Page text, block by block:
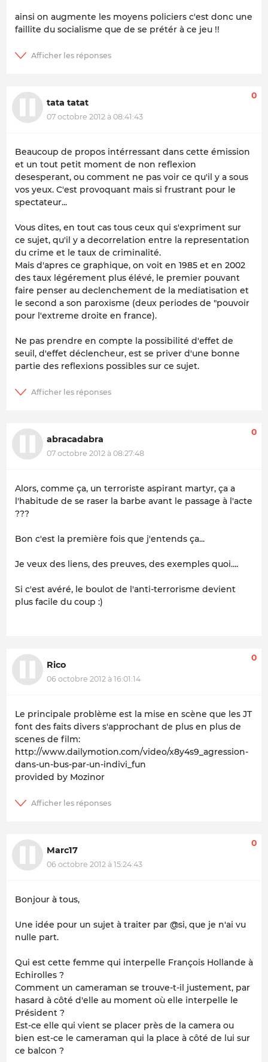
ainsi on augmente les moyens policiers c'est donc une
faillite du socialisme que de se prétér à ce jeu !!
tata tatat
07 octobre 2012 à 08:41:43
0
Beaucoup de propos intérressant dans cette émission
et un tout petit moment de non reflexion
desesperant, ou comment ne pas voir ce qu'il y a sous
vos yeux. C'est provoquant mais si frustrant pour le
spectateur...
Vous dites, en tout cas tous ceux qui s'expriment sur
ce sujet, qu'il y a decorrelation entre la representation
du crime et le taux de criminalité.
Mais d'apres ce graphique, on voit en 1985 et en 2002
des taux légérement plus élévé, le premier pouvant
faire penser au declenchement de la mediatisation et
le second a son paroxisme (deux periodes de "pouvoir
pour l'extreme droite en france).
Ne pas prendre en compte la possibilité d'effet de
seuil, d'effet déclencheur, est se priver d'une bonne
partie des reflexions possibles sur ce sujet.
abracadabra
07 octobre 2012 à 08:27:48
0
Alors, comme ça, un terroriste aspirant martyr, ça a
l'habitude de se raser la barbe avant le passage à l'acte
???
Bon c'est la première fois que j'entends ça...
Je veux des liens, des preuves, des exemples quoi....
Si c'est avéré, le boulot de l'anti-terrorisme devient
plus facile du coup :)
Rico
06 octobre 2012 à 16:01:14
0
Le principale problème est la mise en scène que les JT
font des faits divers s'approchant de plus en plus de
scenes de film:
http://www.dailymotion.com/video/x8y4s9_agression-
dans-un-bus-par-un-indivi_fun
provided by Mozinor
Marc17
06 octobre 2012 à 15:24:43
0
Bonjour à tous,
Une idée pour un sujet à traiter par @si, que je n'ai vu
nulle part.
Qui est cette femme qui interpelle François Hollande à
Echirolles ?
Comment un cameraman se trouve-t-il justement, par
hasard à côté d'elle au moment où elle interpelle le
Président ?
Est-ce elle qui vient se placer près de la camera ou
bien est-ce le cameraman qui la place à côté de lui sur
ce balcon ?